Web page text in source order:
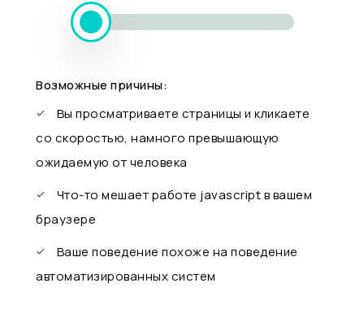
Возможные причины:
Вы просматриваете страницы и кликаете
со скоростью, намного превышающую
ожидаемую от человека
Что-то мешает работе javascript в вашем
браузере
Ваше поведение похоже на поведение
автоматизированных систем